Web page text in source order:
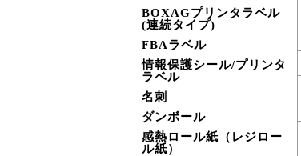
BOXAGプリンタラベル
(連続タイプ)
FBAラベル
情報保護シール/プリンタ
ラベル
名刺
ダンボール
感熱ロール紙（レジロー
ル紙）